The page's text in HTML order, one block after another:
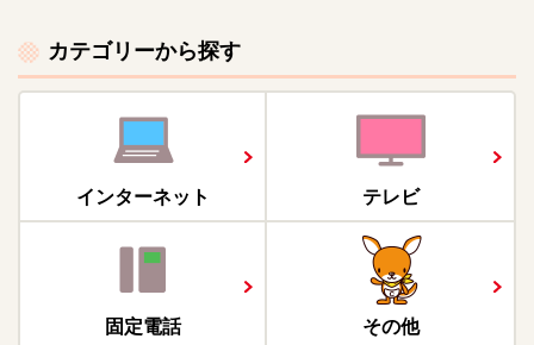
カテゴリーから探す
インターネット テレビ
固定電話 その他